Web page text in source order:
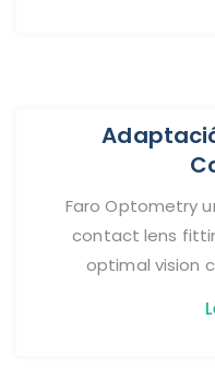
Faro Optometry
contact lens
optimal vision